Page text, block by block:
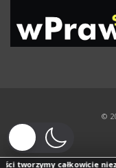
©
całkowicie